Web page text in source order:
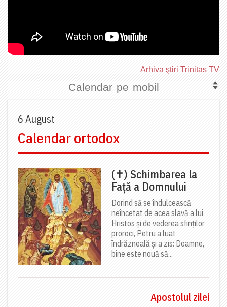
Arhiva ştiri Trinitas TV
Calendar pe mobil
6 August
Calendar ortodox
(✝) Schimbarea la
Față a Domnului
Dorind să se îndulcească
neîncetat de acea slavă a lui
Hristos și de vederea sfinților
proroci, Petru a luat
îndrăzneală și a zis: Doamne,
bine este nouă să...
Apostolul zilei